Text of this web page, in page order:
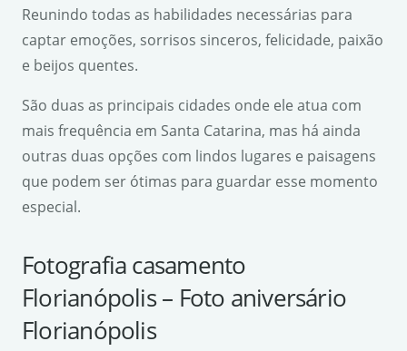
Reunindo todas as habilidades necessárias para
captar emoções, sorrisos sinceros, felicidade, paixão
e beijos quentes.
São duas as principais cidades onde ele atua com
mais frequência em Santa Catarina, mas há ainda
outras duas opções com lindos lugares e paisagens
que podem ser ótimas para guardar esse momento
especial.
Fotografia casamento
Florianópolis – Foto aniversário
Florianópolis